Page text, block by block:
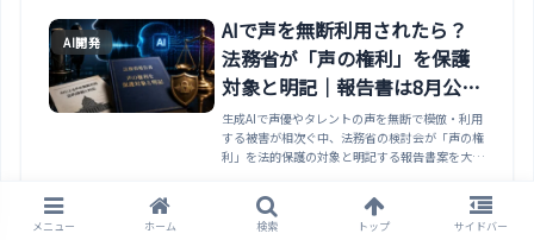
worktree・/rewindによる安全な段階的移行戦略
も紹介。
AI開発
AIで声を無断利用されたら？
法務省が「声の権利」を保護
対象と明記｜報告書は8月公表
へ
生成AIで声優やタレントの声を無断で模倣・利用
する被害が相次ぐ中、法務省の検討会が「声の権
利」を法的保護の対象と明記する報告書案を大筋
つけるべき点まで解説します。
AI開発
Claude Code × API開発自動
メニュー ホーム 検索 トップ サイドバー